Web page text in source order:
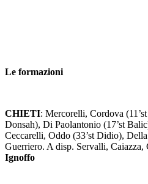
Le formazioni
CHIETI: Mercorelli, Cordova
Donsah), Di Paolantonio (17’st
Ceccarelli, Oddo (33’st Didio),
Guerriero. A disp. Servalli,
Ignoffo